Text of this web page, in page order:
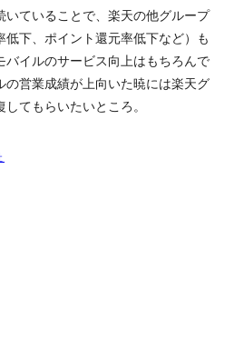
いていることで、楽天の他グループ
下、ポイント還元率低下など）も
バイルのサービス向上はもちろんで
の営業成績が上向いた暁には楽天グ
てもらいたいところ。